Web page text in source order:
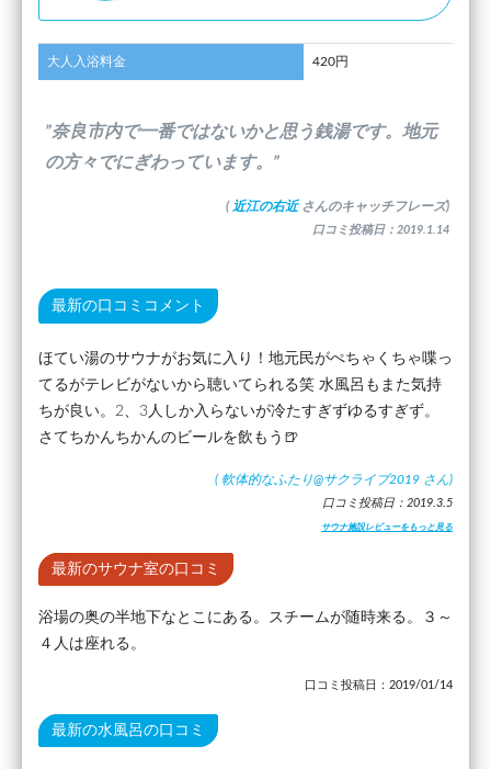
大人入浴料金 420円
”奈良市内で一番ではないかと思う銭湯です。地元
の方々でにぎわっています。”
( 近江の右近 さんのキャッチフレーズ)
口コミ投稿日：2019.1.14
最新の口コミコメント
ほてい湯のサウナがお気に入り！地元民がぺちゃくちゃ喋っ
てるがテレビがないから聴いてられる笑 水風呂もまた気持
ちが良い。2、3人しか入らないが冷たすぎずゆるすぎず。
さてちかんちかんのビールを飲もう🍺
( 軟体的なふたり@サクライブ2019 さん)
口コミ投稿日：2019.3.5
サウナ施設レビューをもっと見る
最新のサウナ室の口コミ
浴場の奥の半地下なとこにある。スチームが随時来る。３～
４人は座れる。
口コミ投稿日：2019/01/14
最新の水風呂の口コミ